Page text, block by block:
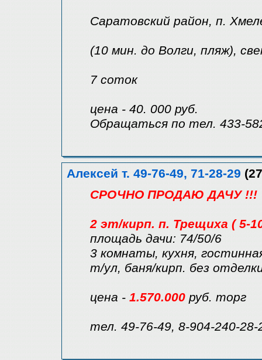
Саратовский район, п.
(10 мин. до Волги, пляж),
7 соток
цена - 40. 000 руб.
Обращаться по тел. 433-
Алексей т. 49-76-49, 71-28-29
СРОЧНО ПРОДАЮ ДАЧУ !!!
2 эт/кирп. п. Трещиха ( 5-
площадь дачи: 74/50/6
3 комнаты, кухня,
т/ул, баня/кирп. без
цена - 1.570.000 руб. торг
тел. 49-76-49, 8-904-240-28-